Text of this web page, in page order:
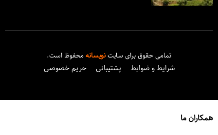
تمامی حقوق برای سایتنویسانهمحفوظ است.
شرایط و ضوابط پشتیبانی حریم خصوصی
همکاران ما